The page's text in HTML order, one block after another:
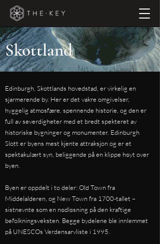
Skottland
Edinburgh, Skottlands hovedstad, er virkelig en
sjarmerende by. Her er det vakre omgivelser,
hyggelig atmosfære, spennende historie, og den er
full av severdigheter med et bredt spekteret av
historiske bygninger og monumenter. Edinburgh
Slott er byens mest kjente attraksjon og er et
spektakulært syn, beliggende på en klippe høyt over
byen.
Byen er oppdelt i to deler: Old Town fra
Middelalderen, og New Town fra 1700-tallet –
sistnevnte som en nødløsning på den kraftige
befolkningsveksten. Begge bydelene ble innlemmet
på UNESCOs Verdensarvliste i 1995.